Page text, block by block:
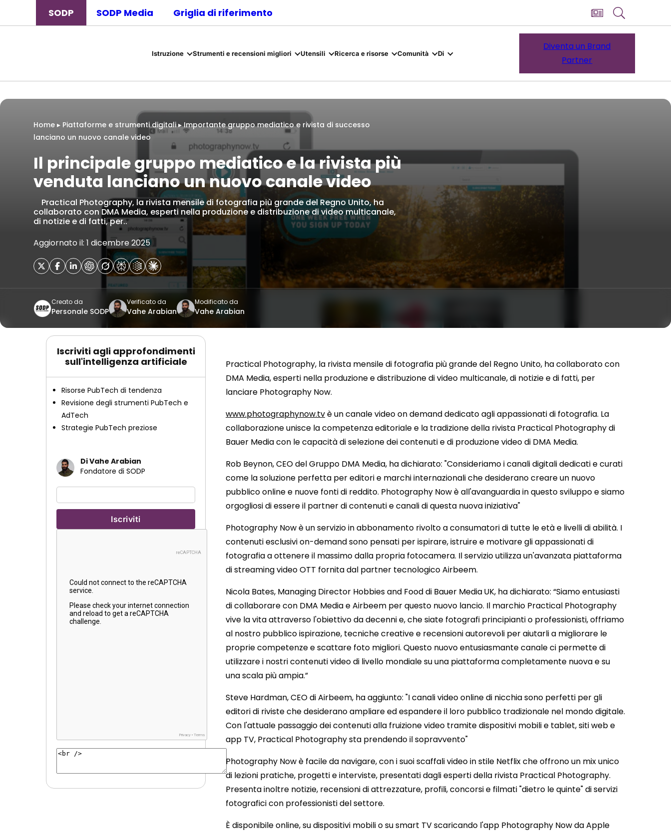
SODP SODP Media Griglia di riferimento
Istruzione Strumenti e recensioni migliori Utensili Ricerca e risorse Comunità Di
Diventa un Brand
Partner
Home ▸ Piattaforme e strumenti digitali▸Importante gruppo mediatico e rivista di successo
lanciano un nuovo canale video
Il principale gruppo mediatico e la rivista più
venduta lanciano un nuovo canale video
Practical Photography, la rivista mensile di fotografia più grande del Regno Unito, ha
collaborato con DMA Media, esperti nella produzione e distribuzione di video multicanale,
di notizie e di fatti, per..
Aggiornato il: 1 dicembre 2025
Creato da
Personale SODP
Verificato da
Vahe Arabian
Modificato da
Vahe Arabian
Iscriviti agli approfondimenti
sull'intelligenza artificiale
Risorse PubTech di tendenza
Revisione degli strumenti PubTech e
AdTech
Strategie PubTech preziose
Di Vahe Arabian
Fondatore di SODP
Practical Photography, la rivista mensile di fotografia più grande del Regno Unito, ha collaborato con
DMA Media, esperti nella produzione e distribuzione di video multicanale, di notizie e di fatti, per
lanciare Photography Now.
www.photographynow.tvè un canale video on demand dedicato agli appassionati di fotografia. La
collaborazione unisce la competenza editoriale e la tradizione della rivista Practical Photography di
Bauer Media con le capacità di selezione dei contenuti e di produzione video di DMA Media.
Rob Beynon, CEO del Gruppo DMA Media, ha dichiarato: "Consideriamo i canali digitali dedicati e curati
come la soluzione perfetta per editori e marchi internazionali che desiderano creare un nuovo
pubblico online e nuove fonti di reddito. Photography Now è all'avanguardia in questo sviluppo e siamo
orgogliosi di essere il partner di contenuti e canali di questa nuova iniziativa"
Photography Now è un servizio in abbonamento rivolto a consumatori di tutte le età e livelli di abilità. I ​​
contenuti esclusivi on-demand sono pensati per ispirare, istruire e motivare gli appassionati di
fotografia a ottenere il massimo dalla propria fotocamera. Il servizio utilizza un'avanzata piattaforma
di streaming video OTT fornita dal partner tecnologico Airbeem.
Nicola Bates, Managing Director Hobbies and Food di Bauer MediaUK, ha dichiarato: “Siamo entusiasti
di collaborare con DMA Media e Airbeem per questo nuovo lancio. Il marchio Practical Photography
vive la vita attraverso l'obiettivo da decenni e, che siate fotografi principianti o professionisti, offriamo
al nostro pubblico ispirazione, tecniche creative e recensioni autorevoli per aiutarli a migliorare le
proprie competenze e scattare foto migliori. Questo nuovo entusiasmante canale ci permette di
utilizzare i nostri contenuti video di livello mondiale su una piattaforma completamente nuova e su
una scala più ampia.”
Steve Hardman, CEO di Airbeem, ha aggiunto: "I canali video online di nicchia sono perfetti per gli
editori di riviste che desiderano ampliare ed espandere il loro pubblico tradizionale nel mondo digitale.
Con l'attuale passaggio dei contenuti alla fruizione video tramite dispositivi mobili e tablet, siti web e
app TV, Practical Photography sta prendendo il sopravvento"
Photography Now è facile da navigare, con i suoi scaffali video in stile Netflix che offrono un mix unico
di lezioni pratiche, progetti e interviste, presentati dagli esperti della rivista Practical Photography.
Presenta inoltre notizie, recensioni di attrezzature, profili, concorsi e filmati "dietro le quinte" di servizi
fotografici con professionisti del settore.
È disponibile online, su dispositivi mobili o su smart TV scaricando l'app Photography Now da Apple